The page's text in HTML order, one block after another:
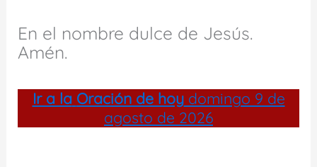
En el nombre dulce de Jesús.
Amén.
Ir a la Oración de hoydomingo 9 de
agosto de 2026